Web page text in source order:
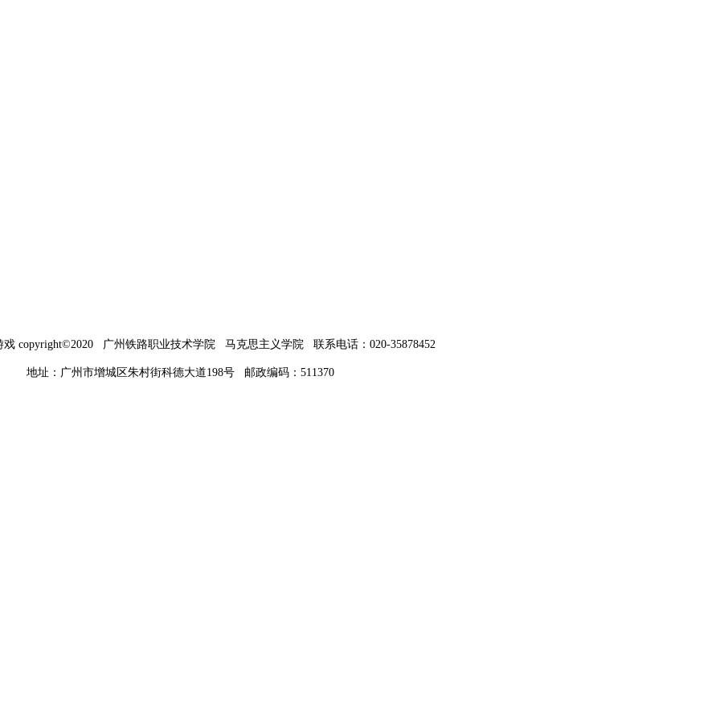
戏 copyright©2020 广州铁路职业技术学院 马克思主义学院 联系电话：020-35878452
地址：广州市增城区朱村街科德大道198号 邮政编码：511370